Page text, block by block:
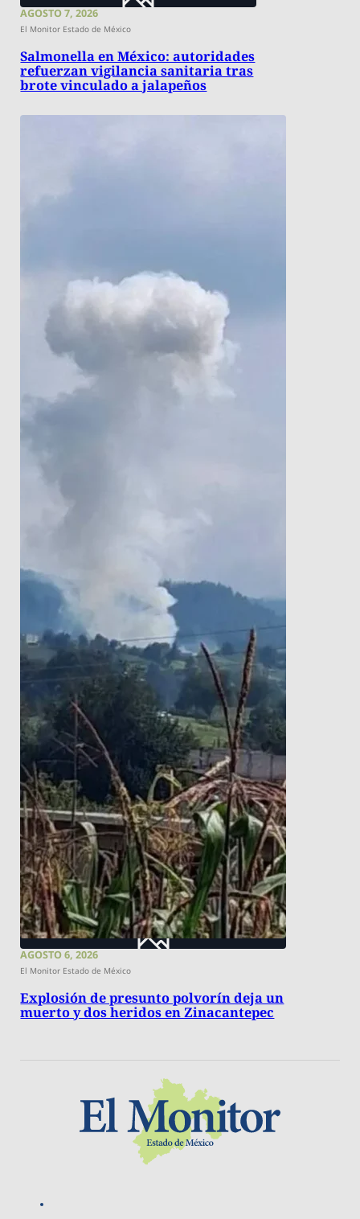
AGOSTO 7, 2026
El Monitor Estado de México
Salmonella en México: autoridades
refuerzan vigilancia sanitaria tras
brote vinculado a jalapeños
AGOSTO 6, 2026
El Monitor Estado de México
Explosión de presunto polvorín deja un
muerto y dos heridos en Zinacantepec